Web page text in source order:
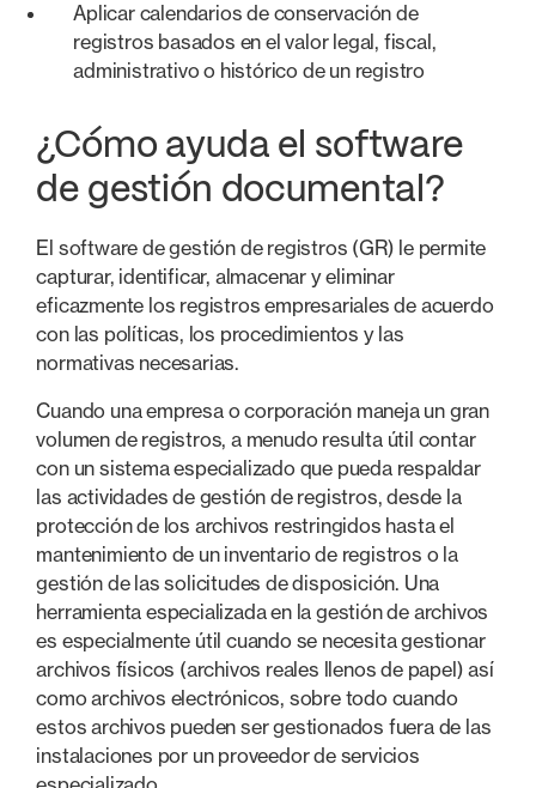
Aplicar calendarios de conservación de
registros basados en el valor legal, fiscal,
administrativo o histórico de un registro
¿Cómo ayuda el software
de gestión documental?
El software de gestión de registros (GR) le permite
capturar, identificar, almacenar y eliminar
eficazmente los registros empresariales de acuerdo
con las políticas, los procedimientos y las
normativas necesarias.
Cuando una empresa o corporación maneja un gran
volumen de registros, a menudo resulta útil contar
con un sistema especializado que pueda respaldar
las actividades de gestión de registros, desde la
protección de los archivos restringidos hasta el
mantenimiento de un inventario de registros o la
gestión de las solicitudes de disposición. Una
herramienta especializada en la gestión de archivos
es especialmente útil cuando se necesita gestionar
archivos físicos (archivos reales llenos de papel) así
como archivos electrónicos, sobre todo cuando
estos archivos pueden ser gestionados fuera de las
instalaciones por un proveedor de servicios